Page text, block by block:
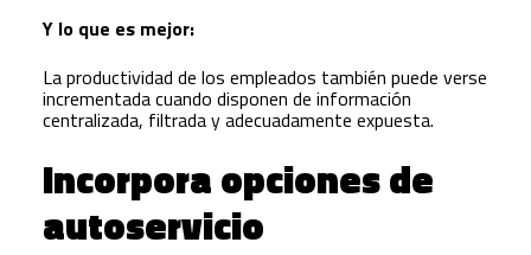
Y lo que es mejor:
La productividad de los empleados también puede verse
incrementada cuando disponen de información
centralizada, filtrada y adecuadamente expuesta.
Incorpora opciones de
autoservicio